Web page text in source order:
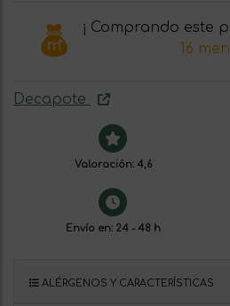
¡ Comprando este
16
Decapote
Valoración: 4,6
Envío en: 24 - 48 h
ALÉRGENOS Y CARACTERÍSTICAS